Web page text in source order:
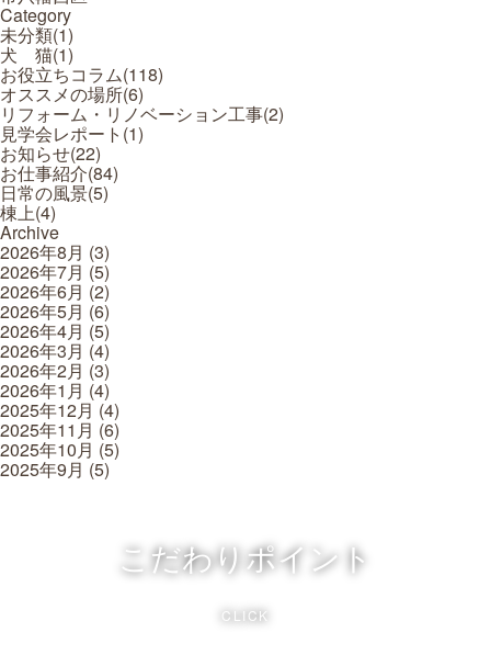
Category
未分類(1)
犬 猫(1)
お役立ちコラム(118)
オススメの場所(6)
リフォーム・リノベーション工事(2)
見学会レポート(1)
お知らせ(22)
お仕事紹介(84)
日常の風景(5)
棟上(4)
Archive
2026年8月 (3)
2026年7月 (5)
2026年6月 (2)
2026年5月 (6)
2026年4月 (5)
2026年3月 (4)
2026年2月 (3)
2026年1月 (4)
2025年12月 (4)
2025年11月 (6)
2025年10月 (5)
2025年9月 (5)
こだわりポイント
CLICK